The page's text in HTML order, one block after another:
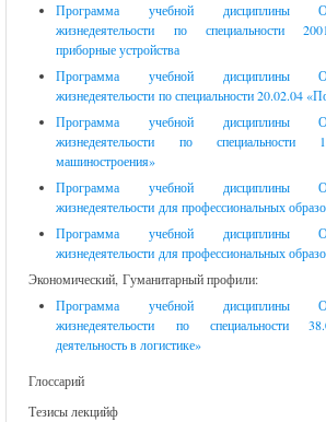
Программа учебной дисциплины
жизнедеятельости по специальности
приборные устройства
Программа учебной дисциплины
жизнедеятельости по специальности 20.02.04
Программа учебной дисциплины
жизнедеятельости по специальности
машиностроения»
Программа учебной дисциплины
жизнедеятельости для профессиональных
Программа учебной дисциплины
жизнедеятельости для профессиональных
Экономический, Гуманитарный профили:
Программа учебной дисциплины
жизнедеятельости по специальности
деятельность в логистике»
Глоссарий
Тезисы лекцийф